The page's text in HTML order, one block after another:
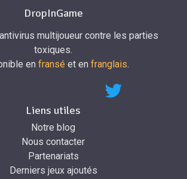
DropInGame
multijoueur contre les parties
toxiques.
en fransé et en franglais.
Liens utiles
Notre blog
Nous contacter
Partenariats
Derniers jeux ajoutés